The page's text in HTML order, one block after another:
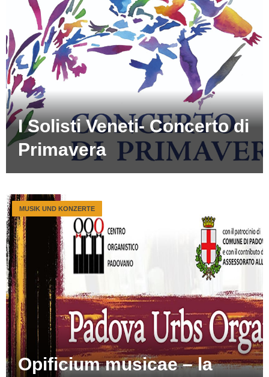
I Solisti Veneti- Concerto di
Primavera
Opificium musicae – la
MUSIK UND KONZERTE